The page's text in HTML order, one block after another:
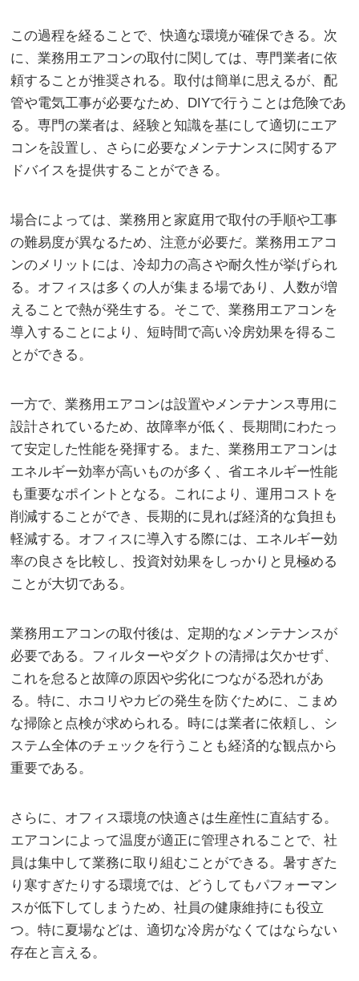
この過程を経ることで、快適な環境が確保できる。次
に、業務用エアコンの取付に関しては、専門業者に依
頼することが推奨される。取付は簡単に思えるが、配
管や電気工事が必要なため、DIYで行うことは危険であ
る。専門の業者は、経験と知識を基にして適切にエア
コンを設置し、さらに必要なメンテナンスに関するア
ドバイスを提供することができる。
場合によっては、業務用と家庭用で取付の手順や工事
の難易度が異なるため、注意が必要だ。業務用エアコ
ンのメリットには、冷却力の高さや耐久性が挙げられ
る。オフィスは多くの人が集まる場であり、人数が増
えることで熱が発生する。そこで、業務用エアコンを
導入することにより、短時間で高い冷房効果を得るこ
とができる。
一方で、業務用エアコンは設置やメンテナンス専用に
設計されているため、故障率が低く、長期間にわたっ
て安定した性能を発揮する。また、業務用エアコンは
エネルギー効率が高いものが多く、省エネルギー性能
も重要なポイントとなる。これにより、運用コストを
削減することができ、長期的に見れば経済的な負担も
軽減する。オフィスに導入する際には、エネルギー効
率の良さを比較し、投資対効果をしっかりと見極める
ことが大切である。
業務用エアコンの取付後は、定期的なメンテナンスが
必要である。フィルターやダクトの清掃は欠かせず、
これを怠ると故障の原因や劣化につながる恐れがあ
る。特に、ホコリやカビの発生を防ぐために、こまめ
な掃除と点検が求められる。時には業者に依頼し、シ
ステム全体のチェックを行うことも経済的な観点から
重要である。
さらに、オフィス環境の快適さは生産性に直結する。
エアコンによって温度が適正に管理されることで、社
員は集中して業務に取り組むことができる。暑すぎた
り寒すぎたりする環境では、どうしてもパフォーマン
スが低下してしまうため、社員の健康維持にも役立
つ。特に夏場などは、適切な冷房がなくてはならない
存在と言える。